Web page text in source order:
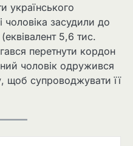
українського
засудили до
5,6 тис.
перетнути кордон
чоловік одружився
щоб супроводжувати її